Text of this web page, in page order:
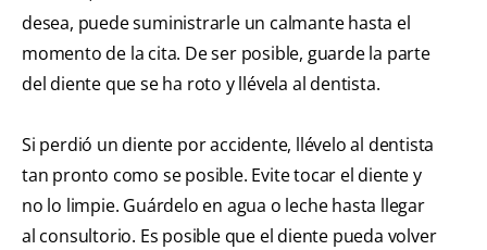
desea, puede suministrarle un calmante hasta el
momento de la cita. De ser posible, guarde la parte
del diente que se ha roto y llévela al dentista.
Si perdió un diente por accidente, llévelo al dentista
tan pronto como se posible. Evite tocar el diente y
no lo limpie. Guárdelo en agua o leche hasta llegar
al consultorio. Es posible que el diente pueda volver